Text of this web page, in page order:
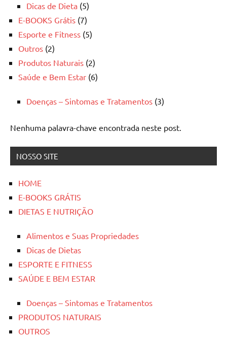
Dicas de Dieta (5)
E-BOOKS Grátis (7)
Esporte e Fitness (5)
Outros (2)
Produtos Naturais (2)
Saúde e Bem Estar (6)
Doenças – Sintomas e Tratamentos (3)
Nenhuma palavra-chave encontrada neste post.
NOSSO SITE
HOME
E-BOOKS GRÁTIS
DIETAS E NUTRIÇÃO
Alimentos e Suas Propriedades
Dicas de Dietas
ESPORTE E FITNESS
SAÚDE E BEM ESTAR
Doenças – Sintomas e Tratamentos
PRODUTOS NATURAIS
OUTROS